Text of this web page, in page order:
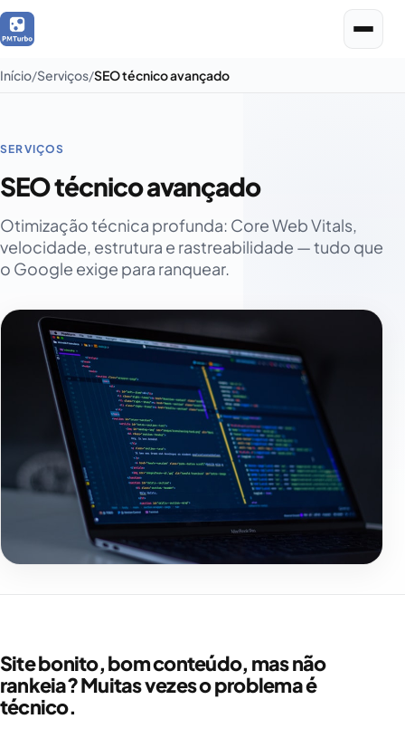
Início Serviços SEO técnico avançado
SERVIÇOS
SEO técnico avançado
Otimização técnica profunda: Core Web Vitals,
velocidade, estrutura e rastreabilidade — tudo que
o Google exige para ranquear.
Site bonito, bom conteúdo, mas não
rankeia? Muitas vezes o problema é
técnico.